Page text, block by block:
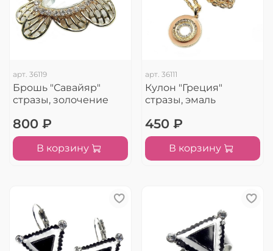
арт. 36119
Брошь "Савайяр"
стразы, золочение
800 ₽
В корзину
арт. 36111
Кулон "Греция"
стразы, эмаль
450 ₽
В корзину